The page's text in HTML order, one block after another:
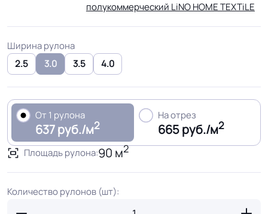
полукоммерческий LiNO HOME TEXTiLE
Ширина рулона
2.5
3.0 3.5 4.0
От 1 рулона
637 руб./м2
На отрез
665 руб./м2
Площадь рулона:90 м2
Количество рулонов (шт):